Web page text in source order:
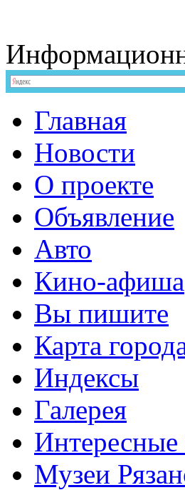
Главная
Новости
О проекте
Объявление
Авто
Кино-афиша
Вы пишите
Карта
Индексы
Галерея
Интересные
Музеи